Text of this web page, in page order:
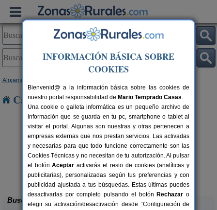
Alojamientos
Casas Rurales cerca de Relleu
2-28+5 pers.
desde20 €
Masia L´Ancornia
Tibi (Alicante)
Buscar
INFORMACIÓN BÁSICA SOBRE
COOKIES
Bienvenid@ a la información básica sobre las cookies de
nuestro portal responsabilidad de Mario Temprado Casas.
Una cookie o galleta informática es un pequeño archivo de
información que se guarda en tu pc, smartphone o tablet al
visitar el portal. Algunas son nuestras y otras pertenecen a
empresas externas que nos prestan servicios. Las activadas
y necesarias para que todo funcione correctamente son las
Cookies Técnicas y no necesitan de tu autorización. Al pulsar
el botónAceptar activarás el resto de cookies (analíticas y
publicitarias), personalizadas según tus preferencias y con
publicidad ajustada a tus búsquedas. Estas últimas puedes
desactivarlas por completo pulsando el botón Rechazar o
elegir su activación/desactivación desde “Configuración de